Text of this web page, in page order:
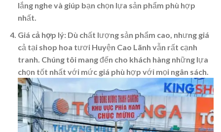
lắng nghe và giúp bạn chọn lựa sản phẩm phù hợp
nhất.
Giá cả hợp lý: Dù chất lượng sản phẩm cao, nhưng giá
cả tại shop hoa tươi Huyện Cao Lãnh vẫn rất cạnh
tranh. Chúng tôi mang đến cho khách hàng những lựa
chọn tốt nhất với mức giá phù hợp với mọi ngân sách.